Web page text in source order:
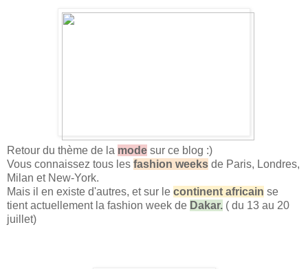
Retour du thème de la mode sur ce blog :)
Vous connaissez tous les fashion weeks de Paris, Londres,
Milan et New-York.
Mais il en existe d'autres, et sur le continent africain se
tient actuellement la fashion week de Dakar. ( du 13 au 20
juillet)